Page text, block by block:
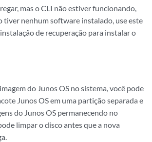
mas o CLI não estiver funcionando,
tiver nenhum software instalado, use este
de recuperação para instalar o
do Junos OS no sistema, você pode
Junos OS em uma partição separada e
do Junos OS permanecendo no
limpar o disco antes que a nova